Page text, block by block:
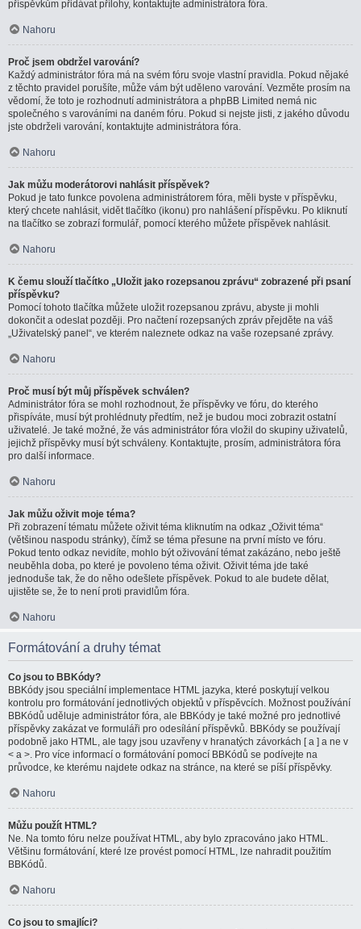
příspěvkům přidávat přílohy, kontaktujte administrátora fóra.
Nahoru
Proč jsem obdržel varování?
Každý administrátor fóra má na svém fóru svoje vlastní pravidla. Pokud nějaké
z těchto pravidel porušíte, může vám být uděleno varování. Vezměte prosím na
vědomí, že toto je rozhodnutí administrátora a phpBB Limited nemá nic
společného s varováními na daném fóru. Pokud si nejste jisti, z jakého důvodu
jste obdrželi varování, kontaktujte administrátora fóra.
Nahoru
Jak můžu moderátorovi nahlásit příspěvek?
Pokud je tato funkce povolena administrátorem fóra, měli byste v příspěvku,
který chcete nahlásit, vidět tlačítko (ikonu) pro nahlášení příspěvku. Po kliknutí
na tlačítko se zobrazí formulář, pomocí kterého můžete příspěvek nahlásit.
Nahoru
K čemu slouží tlačítko „Uložit jako rozepsanou zprávu“ zobrazené při psaní
příspěvku?
Pomocí tohoto tlačítka můžete uložit rozepsanou zprávu, abyste ji mohli
dokončit a odeslat později. Pro načtení rozepsaných zpráv přejděte na váš
„Uživatelský panel“, ve kterém naleznete odkaz na vaše rozepsané zprávy.
Nahoru
Proč musí být můj příspěvek schválen?
Administrátor fóra se mohl rozhodnout, že příspěvky ve fóru, do kterého
přispíváte, musí být prohlédnuty předtím, než je budou moci zobrazit ostatní
uživatelé. Je také možné, že vás administrátor fóra vložil do skupiny uživatelů,
jejichž příspěvky musí být schváleny. Kontaktujte, prosím, administrátora fóra
pro další informace.
Nahoru
Jak můžu oživit moje téma?
Při zobrazení tématu můžete oživit téma kliknutím na odkaz „Oživit téma“
(většinou naspodu stránky), čímž se téma přesune na první místo ve fóru.
Pokud tento odkaz nevidíte, mohlo být oživování témat zakázáno, nebo ještě
neuběhla doba, po které je povoleno téma oživit. Oživit téma jde také
jednoduše tak, že do něho odešlete příspěvek. Pokud to ale budete dělat,
ujistěte se, že to není proti pravidlům fóra.
Nahoru
Formátování a druhy témat
Co jsou to BBKódy?
BBKódy jsou speciální implementace HTML jazyka, které poskytují velkou
kontrolu pro formátování jednotlivých objektů v příspěvcích. Možnost používání
BBKódů uděluje administrátor fóra, ale BBKódy je také možné pro jednotlivé
příspěvky zakázat ve formuláři pro odesílání příspěvků. BBKódy se používají
podobně jako HTML, ale tagy jsou uzavřeny v hranatých závorkách [ a ] a ne v
< a >. Pro více informací o formátování pomocí BBKódů se podívejte na
průvodce, ke kterému najdete odkaz na stránce, na které se píší příspěvky.
Nahoru
Můžu použít HTML?
Ne. Na tomto fóru nelze používat HTML, aby bylo zpracováno jako HTML.
Většinu formátování, které lze provést pomocí HTML, lze nahradit použitím
BBKódů.
Nahoru
Co jsou to smajlíci?